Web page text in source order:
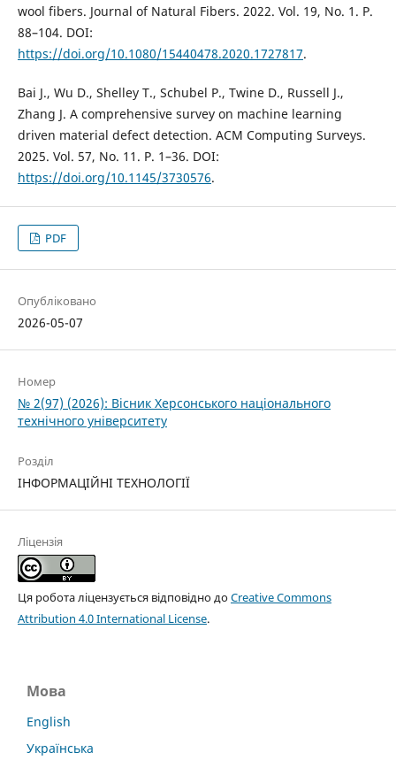
wool fibers. Journal of Natural Fibers. 2022. Vol. 19, No. 1. P.
88–104. DOI:
https://doi.org/10.1080/15440478.2020.1727817.
Bai J., Wu D., Shelley T., Schubel P., Twine D., Russell J.,
Zhang J. A comprehensive survey on machine learning
driven material defect detection. ACM Computing Surveys.
2025. Vol. 57, No. 11. P. 1–36. DOI:
https://doi.org/10.1145/3730576.
PDF
Опубліковано
2026-05-07
Номер
№ 2(97) (2026): Вісник Херсонського національного
технічного університету
Розділ
ІНФОРМАЦІЙНІ ТЕХНОЛОГІЇ
Ліцензія
Ця робота ліцензується відповідно доCreative Commons
Attribution 4.0 International License.
Мова
English
Українська